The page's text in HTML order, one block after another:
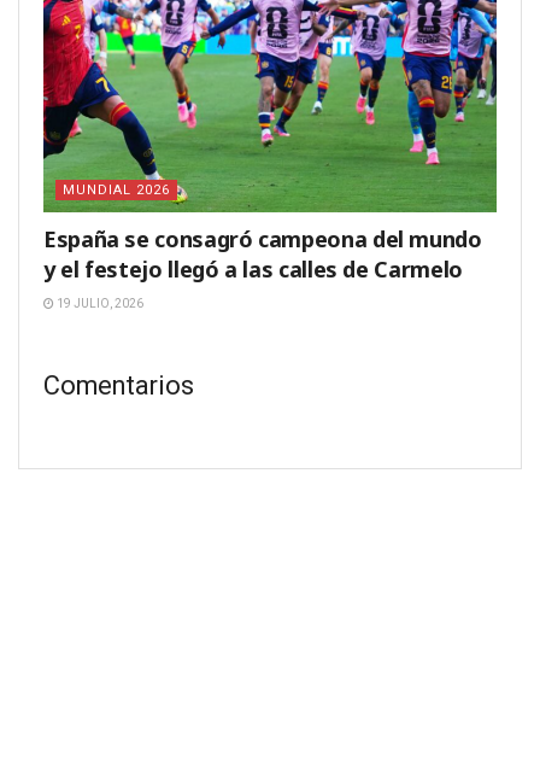
MUNDIAL 2026
España se consagró campeona del mundo
y el festejo llegó a las calles de Carmelo
19 JULIO, 2026
Comentarios